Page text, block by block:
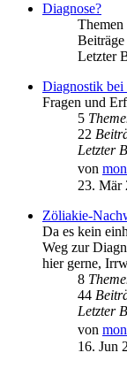
Diagnose?
Themen
Beiträge
Letzter
Diagnostik
Fragen und
5
22
Letzter
von
23. Mär
Zöliakie-
Da es kein
Weg zur
hier gerne,
8
44
Letzter
von
16. Jun